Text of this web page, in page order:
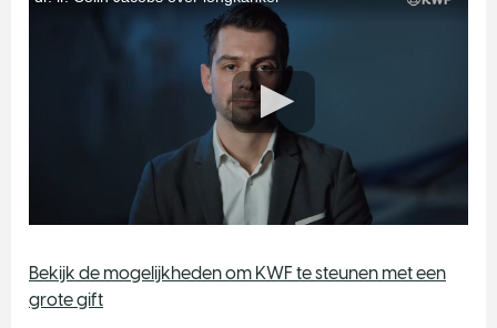
Bekijk de mogelijkheden om KWF te steunen met een
grote gift